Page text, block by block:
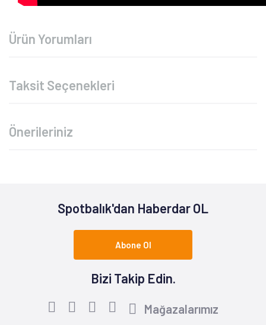
Ürün Yorumları
Taksit Seçenekleri
Önerileriniz
Spotbalık'dan Haberdar OL
Abone Ol
Bizi Takip Edin.
Mağazalarımız